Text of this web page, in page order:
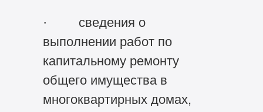
· сведения о
выполнении работ по
капитальному ремонту
общего имущества в
многоквартирных домах,